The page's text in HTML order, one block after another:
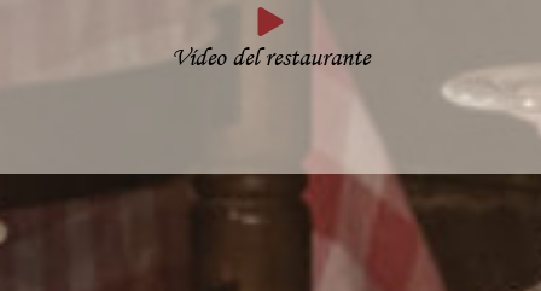
Vídeo del restaurante